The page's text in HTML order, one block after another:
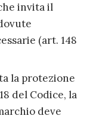
invita il
(art. 148
la protezione
del Codice, la
deve